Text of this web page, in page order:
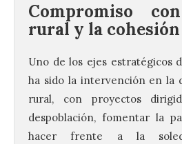
Compromiso
rural y la
Uno de los ejes estratégicos
ha sido la intervención en la
rural, con proyectos
despoblación, fomentar la
hacer frente a la